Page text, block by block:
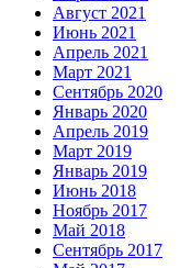
Август 2021
Июнь 2021
Апрель 2021
Март 2021
Сентябрь 2020
Январь 2020
Апрель 2019
Март 2019
Январь 2019
Июнь 2018
Ноябрь 2017
Май 2018
Сентябрь 2017